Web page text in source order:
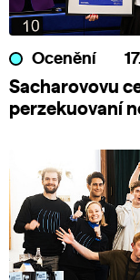
Ocenění
Sacharovovu
perzekuovaní